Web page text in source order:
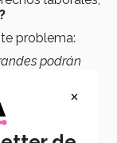
problema:
podrán
días. El
algunos días
parte de la
×